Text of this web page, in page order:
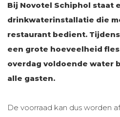
Bij Novotel Schiphol staat
drinkwaterinstallatie die
restaurant bedient.
een grote hoeveelheid
overdag voldoende water
alle gasten.
De voorraad kan dus worden